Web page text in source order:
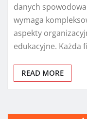
danych
wymaga
aspekty
edukacyjne. Każda
READ MORE